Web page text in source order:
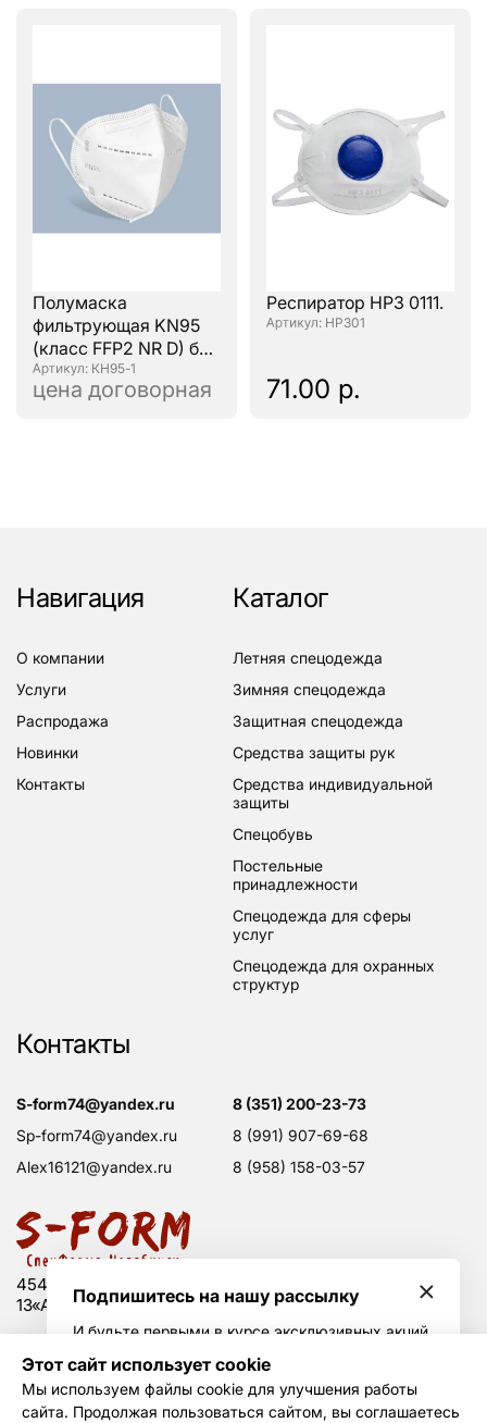
Полумаска
фильтрующая KN95
(класс FFP2 NR D) без
клапана: КН95-1
цена договорная
Респиратор НРЗ 0111.
: НРЗ01
71.00 р.
454008 Россия, г. Челябинск, Свердловский тракт,
13«А», оф. 203
Навигация
о компании
услуги
распродажа
новинки
контакты
Каталог
летняя спецодежда
зимняя спецодежда
защитная спецодежда
средства защиты рук
средства индивидуальной
защиты
спецобувь
постельные
принадлежности
спецодежда для сферы
услуг
спецодежда для охранных
структур
Контакты
s-form74@yandex.ru
sp-form74@yandex.ru
alex16121@yandex.ru
8 (351) 200-23-73
8 (991) 907-69-68
8 (958) 158-03-57
Политика конфиденциальности
Согласие на обработку данных
Создание сайта — Не Агентство
Подпишитесь на нашу рассылку
И будьте первыми в курсе эксклюзивных акций
Этот сайт использует cookie
Мы используем файлы cookie для улучшения работы
сайта. Продолжая пользоваться сайтом, вы соглашаетесь